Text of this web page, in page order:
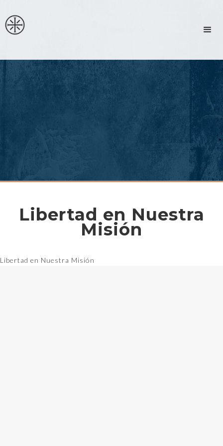
Libertad en Nuestra
Misión
Libertad en Nuestra Misión